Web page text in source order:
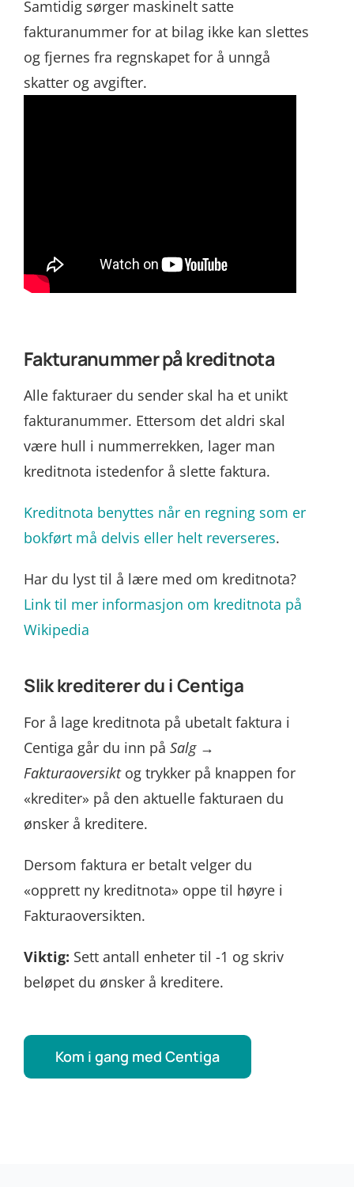
Samtidig sørger maskinelt satte
fakturanummer for at bilag ikke kan slettes
og fjernes fra regnskapet for å unngå
skatter og avgifter.
Fakturanummer på kreditnota
Alle fakturaer du sender skal ha et unikt
fakturanummer. Ettersom det aldri skal
være hull i nummerrekken, lager man
kreditnota istedenfor å slette faktura.
Kreditnota benyttes når en regning som er
bokført må delvis eller helt reverseres.
Har du lyst til å lære med om kreditnota?
Link til mer informasjon om kreditnota på
Wikipedia
Slik krediterer du i Centiga
For å lage kreditnota på ubetalt faktura i
Centiga går du inn på Salg →
Fakturaoversikt og trykker på knappen for
«krediter» på den aktuelle fakturaen du
ønsker å kreditere.
Dersom faktura er betalt velger du
«opprett ny kreditnota» oppe til høyre i
Fakturaoversikten.
Viktig: Sett antall enheter til -1 og skriv
beløpet du ønsker å kreditere.
Kom i gang med Centiga